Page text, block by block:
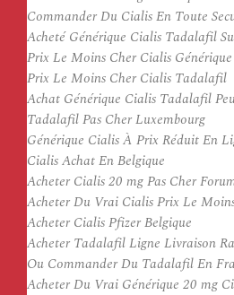
Commander Du Cialis En Toute
Acheté Générique Cialis Tadalafil
Prix Le Moins Cher Cialis Générique
Prix Le Moins Cher Cialis Tadalafil
Achat Générique Cialis Tadalafil
Tadalafil Pas Cher Luxembourg
Générique Cialis À Prix Réduit En
Cialis Achat En Belgique
Acheter Cialis 20 mg Pas Cher
Acheter Du Vrai Cialis Prix Le
Acheter Cialis Pfizer Belgique
Acheter Tadalafil Ligne Livraison
Ou Commander Du Tadalafil En
Acheter Du Vrai Générique 20 mg